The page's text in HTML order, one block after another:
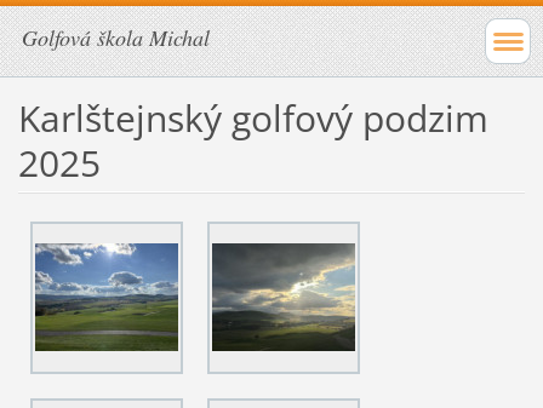
Golfová škola Michal
Karlštejnský golfový podzim
2025